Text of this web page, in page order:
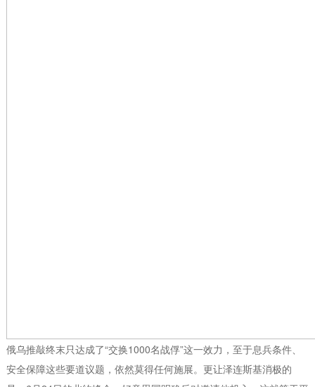
俄乌推敲终末只达成了“交换1000名战俘”这一效力，至于息兵条件、
安全保障这些要道议题，依然莫得任何施展。更让泽连斯基消极的